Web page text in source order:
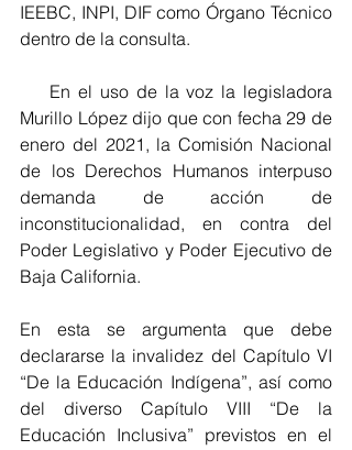
IEEBC, INPI, DIF como Órgano Técnico
dentro de la consulta.
En el uso de la voz la legisladora
Murillo López dijo que con fecha 29 de
enero del 2021, la Comisión Nacional
de los Derechos Humanos interpuso
demanda de acción de
inconstitucionalidad, en contra del
Poder Legislativo y Poder Ejecutivo de
Baja California.
En esta se argumenta que debe
declararse la invalidez del Capítulo VI
“De la Educación Indígena”, así como
del diverso Capítulo VIII “De la
Educación Inclusiva” previstos en el